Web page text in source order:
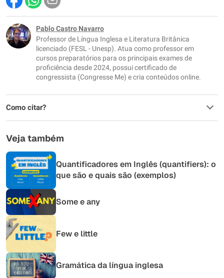
Este conteúdo contém informação incorreta
Este conteúdo não tem a informação que procuro
Outro
Pablo Castro Navarro
Professor de Língua Inglesa e Literatura Britânica
licenciado (FESL - Unesp). Atua como professor em
cursos preparatórios para os principais exames de
proficiência desde 2024, possui certificado de
congressista (Congresse Me) e cria conteúdos online.
Como citar?
Veja também
Quantificadores em Inglês (quantifiers): o
que são e quais são (exemplos)
Some e any
Few e little
Gramática da língua inglesa